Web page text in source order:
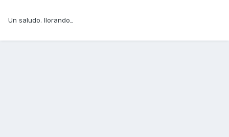
Un saludo. llorando_